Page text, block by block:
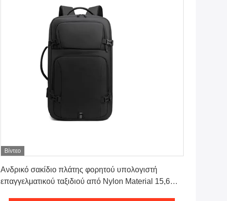
Βίντεο
Ανδρικό σακίδιο πλάτης φορητού υπολογιστή
επαγγελματικού ταξιδιού από Nylon Material 15,6